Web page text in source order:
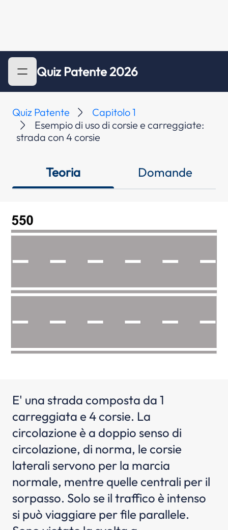
Quiz Patente 2026
Quiz Patente
Capitolo 1
Esempio di uso di corsie e carreggiate:
strada con 4 corsie
Teoria Domande
E' una strada composta da 1
carreggiata e 4 corsie. La
circolazione è a doppio senso di
circolazione, di norma, le corsie
laterali servono per la marcia
normale, mentre quelle centrali per il
sorpasso. Solo se il traffico è intenso
si può viaggiare per file parallele.